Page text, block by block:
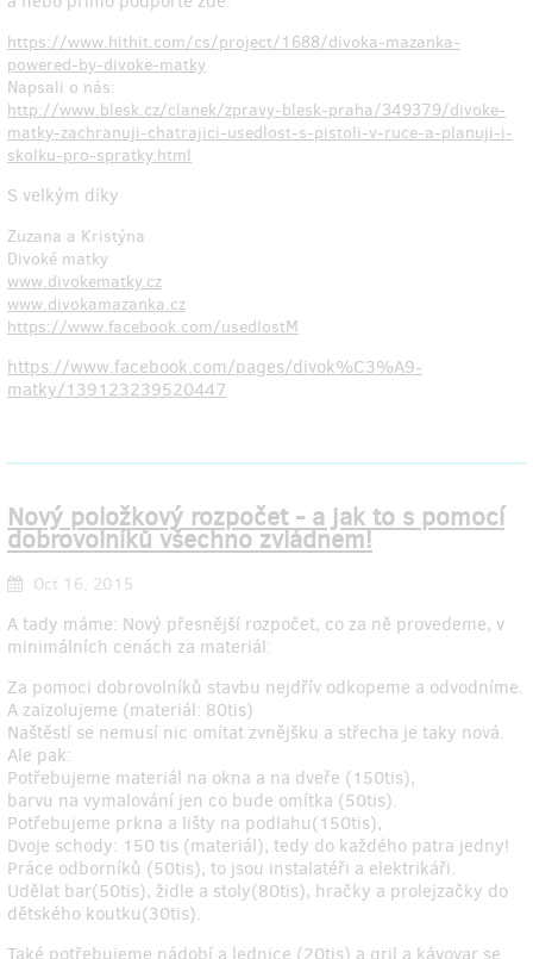
https://www.hithit.com/cs/project/1688/divoka-mazanka-
powered-by-divoke-matky
Napsali o nás:
http://www.blesk.cz/clanek/zpravy-blesk-praha/349379/divoke-
matky-zachranuji-chatrajici-usedlost-s-pistoli-v-ruce-a-planuji-i-
skolku-pro-spratky.html
S velkým díky
Zuzana a Kristýna
Divoké matky
www.divokematky.cz
www.divokamazanka.cz
https://www.facebook.com/usedlostM
https://www.facebook.com/pages/divok%C3%A9-
matky/139123239520447
Nový položkový rozpočet - a jak to s pomocí
dobrovolníků všechno zvládnem!
Oct 16, 2015
A tady máme: Nový přesnější rozpočet, co za ně provedeme, v
minimálních cenách za materiál:
Za pomoci dobrovolníků stavbu nejdřív odkopeme a odvodníme.
A zaizolujeme (materiál: 80tis)
Naštěstí se nemusí nic omítat zvnějšku a střecha je taky nová.
Ale pak:
Potřebujeme materiál na okna a na dveře (150tis),
barvu na vymalování jen co bude omítka (50tis).
Potřebujeme prkna a lišty na podlahu(150tis),
Dvoje schody: 150 tis (materiál), tedy do každého patra jedny!
Práce odborníků (50tis), to jsou instalatéři a elektrikáři.
Udělat bar(50tis), židle a stoly(80tis), hračky a prolejzačky do
dětského koutku(30tis).
Také potřebujeme nádobí a lednice (20tis) a gril a kávovar se